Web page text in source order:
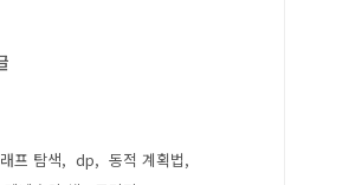
프 탐색 dp
동적 계획법